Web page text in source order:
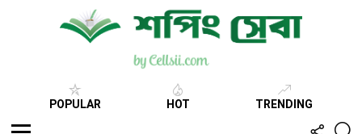
POPULAR HOT TRENDING